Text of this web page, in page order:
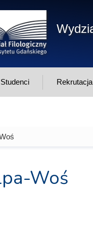
Studenci Rekrutacja
Woś